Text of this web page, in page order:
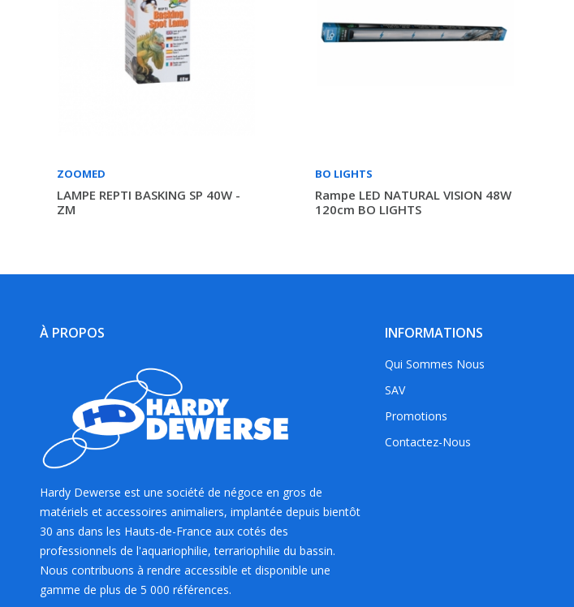
ZOOMED
LAMPE REPTI BASKING SP 40W -
ZM
BO LIGHTS
Rampe LED NATURAL VISION 48W
120cm BO LIGHTS
À PROPOS
Hardy Dewerse est une société de négoce en gros de
matériels et accessoires animaliers, implantée depuis bientôt
30 ans dans les Hauts-de-France aux cotés des
professionnels de l'aquariophilie, terrariophilie du bassin.
Nous contribuons à rendre accessible et disponible une
gamme de plus de 5 000 références.
INFORMATIONS
Qui Sommes Nous
SAV
Promotions
Contactez-Nous